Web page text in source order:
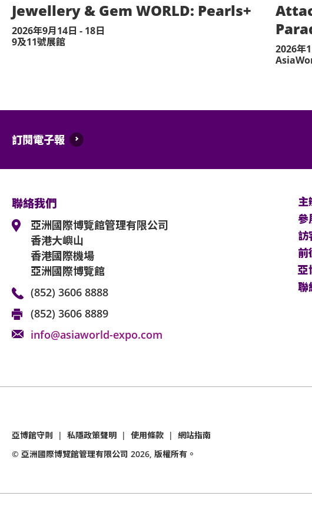
Jewellery & Gem WORLD: Pearls+
2026年9月14日 - 18日
9及11號展館
2026年
訂閱電子報
聯絡我們
亞洲國際博覽館管理有限公司
香港大嶼山
香港國際機場
亞洲國際博覽館
(852) 3606 8888
(852) 3606 8889
info@asiaworld-expo.com
主
參
訪
前
亞
聯
亞博館守則 | 私隱政策聲明 | 使用條款 | 網站指南
© 亞洲國際博覽館管理有限公司 2026, 版權所有。